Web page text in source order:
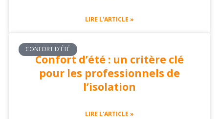
LIRE L'ARTICLE »
CONFORT D'ÉTÉ
Confort d’été : un critère clé
pour les professionnels de
l’isolation
LIRE L'ARTICLE »